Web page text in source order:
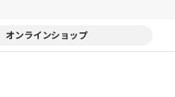
オンラインショップ